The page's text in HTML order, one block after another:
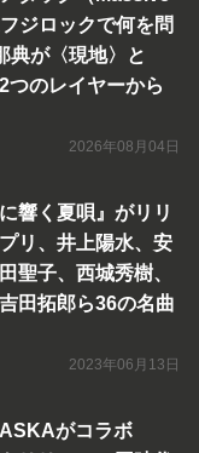
ジロックで何を問
が〈現地〉と
つのレイヤーから
2026年08月04日
響く夏唄』がリリ
リ、井上陽水、安
聖子、西城秀樹、
田拓郎ら36の名曲
2023年06月13日
がコラボ